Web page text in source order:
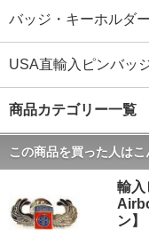
バッジ・キーホルダー
USA直輸入ピンバッ
商品カテゴリー一覧
この商品を買った人は
輸入
ン】